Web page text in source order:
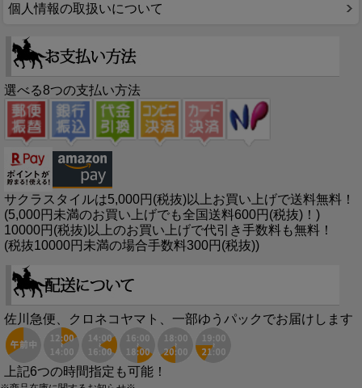
個人情報の取扱いについて
選べる8つの支払い方法
サクラスタイルは5,000円(税抜)以上お買い上げで送料無料！
(5,000円未満のお買い上げでも全国送料600円(税抜)！)
10000円(税抜)以上のお買い上げで代引き手数料も無料！
(税抜10000円未満の場合手数料300円(税抜))
佐川急便、クロネコヤマト、一部ゆうパックでお届けします
上記6つの時間指定も可能！